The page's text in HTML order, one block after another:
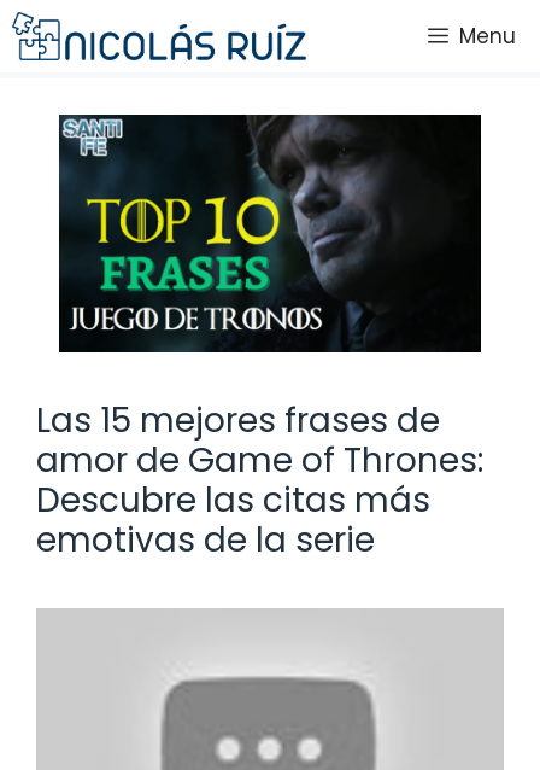
Saltar
al
Menu
Las 15 mejores frases de
amor de Game of Thrones:
Descubre las citas más
emotivas de la serie